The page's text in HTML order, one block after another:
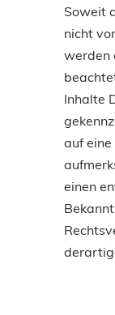
Soweit
nicht
werden
Inhalte
auf
einen